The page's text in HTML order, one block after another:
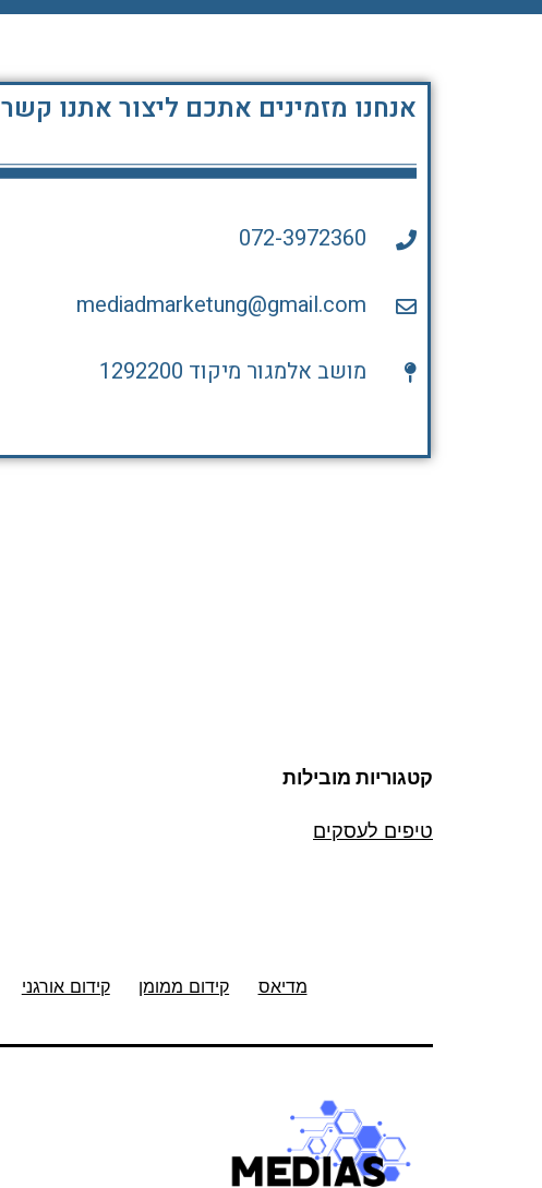
אנחנו מזמינים אתכם ליצור אתנו קשר
072-3972360
mediadmarketung@gmail.com
מושב אלמגור מיקוד 1292200
קטגוריות מובילות
טיפים לעסקים
מדיאס קידום ממומן קידום אורגני